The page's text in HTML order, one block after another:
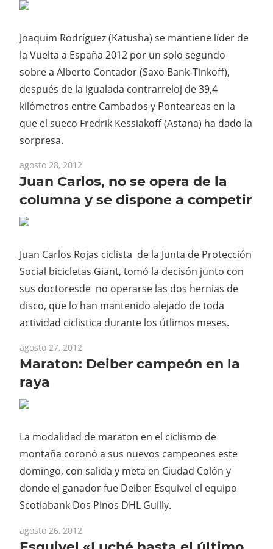
Joaquim Rodríguez (Katusha) se mantiene líder de
la Vuelta a España 2012 por un solo segundo
sobre a Alberto Contador (Saxo Bank-Tinkoff),
después de la igualada contrarreloj de 39,4
kilómetros entre Cambados y Ponteareas en la
que el sueco Fredrik Kessiakoff (Astana) ha dado la
sorpresa.
agosto 28, 2012
Juan Carlos, no se opera de la
columna y se dispone a competir
Juan Carlos Rojas ciclista de la Junta de Protección
Social bicicletas Giant, tomó la decisón junto con
sus doctoresde no operarse las dos hernias de
disco, que lo han mantenido alejado de toda
actividad ciclistica durante los útlimos meses.
agosto 27, 2012
Maraton: Deiber campeón en la
raya
La modalidad de maraton en el ciclismo de
montaña coronó a sus nuevos campeones este
domingo, con salida y meta en Ciudad Colón y
donde el ganador fue Deiber Esquivel el equipo
Scotiabank Dos Pinos DHL Guilly.
agosto 26, 2012